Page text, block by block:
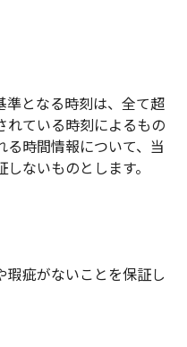
準となる時刻は、全て超
れている時刻によるもの
る時間情報について、当
ないものとします。
瑕疵がないことを保証し